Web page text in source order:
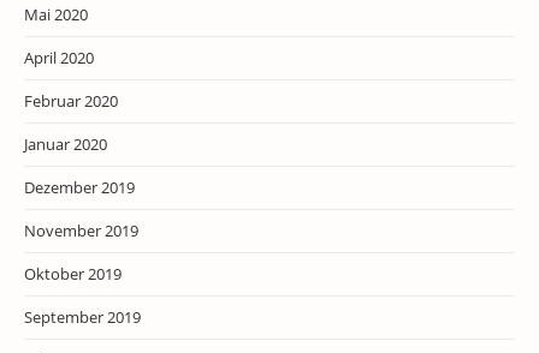
Mai 2020
April 2020
Februar 2020
Januar 2020
Dezember 2019
November 2019
Oktober 2019
September 2019